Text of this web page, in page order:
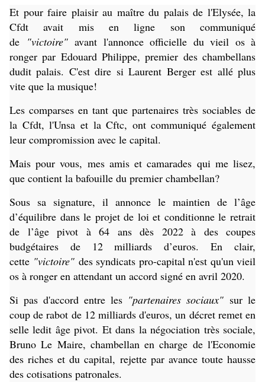
Et pour faire plaisir au maître du palais de l'Elysée, la
Cfdt avait mis en ligne son communiqué
de "victoire" avant l'annonce officielle du vieil os à
ronger par Edouard Philippe, premier des chambellans
dudit palais. C'est dire si Laurent Berger est allé plus
vite que la musique!
Les comparses en tant que partenaires très sociables de
la Cfdt, l'Unsa et la Cftc, ont communiqué également
leur compromission avec le capital.
Mais pour vous, mes amis et camarades qui me lisez,
que contient la bafouille du premier chambellan?
Sous sa signature, il annonce le maintien de l’âge
d’équilibre dans le projet de loi et conditionne le retrait
de l’âge pivot à 64 ans dès 2022 à des coupes
budgétaires de 12 milliards d’euros. En clair,
cette "victoire" des syndicats pro-capital n'est qu'un vieil
os à ronger en attendant un accord signé en avril 2020.
Si pas d'accord entre les "partenaires sociaux" sur le
coup de rabot de 12 milliards d'euros, un décret remet en
selle ledit âge pivot. Et dans la négociation très sociale,
Bruno Le Maire, chambellan en charge de l'Economie
des riches et du capital, rejette par avance toute hausse
des cotisations patronales.